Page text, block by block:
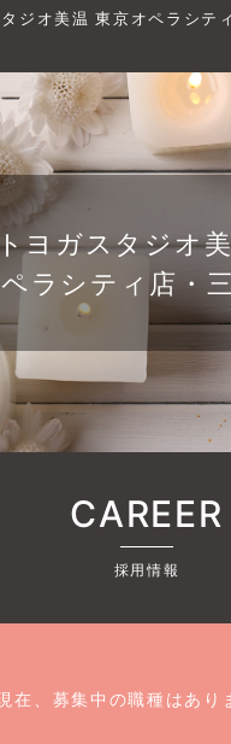
ジオ美温 東京オペラシテ
ヨガスタジオ
ペラシティ店・
CAREER
採用情報
在、募集中の職種はあり